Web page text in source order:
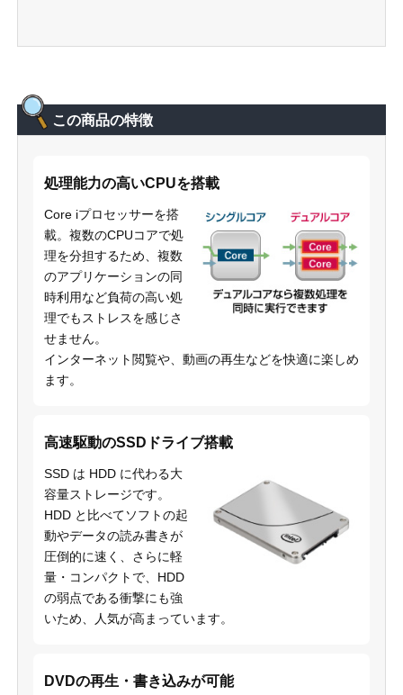
この商品の特徴
処理能力の高いCPUを搭載
Core iプロセッサーを搭
載。複数のCPUコアで処
理を分担するため、複数
のアプリケーションの同
時利用など負荷の高い処
理でもストレスを感じさ
せません。
インターネット閲覧や、動画の再生などを快適に楽しめ
ます。
高速駆動のSSDドライブ搭載
SSD は HDD に代わる大
容量ストレージです。
HDD と比べてソフトの起
動やデータの読み書きが
圧倒的に速く、さらに軽
量・コンパクトで、HDD
の弱点である衝撃にも強
いため、人気が高まっています。
DVDの再生・書き込みが可能